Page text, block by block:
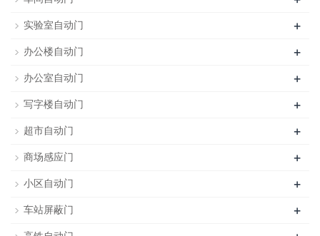
实验室自动门 +
办公楼自动门 +
办公室自动门 +
写字楼自动门 +
超市自动门 +
商场感应门 +
小区自动门 +
车站屏蔽门 +